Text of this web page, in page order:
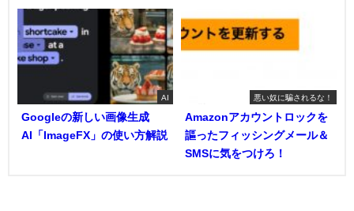
AI
Googleの新しい画像生成
AI「ImageFX」の使い方解説
悪い奴に騙されるな！
Amazonアカウントロックを
謳ったフィッシングメール＆
SMSに気をつけろ！